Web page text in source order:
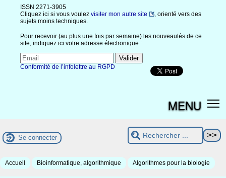
ISSN 2271-3905
Cliquez ici si vous voulez visiter mon autre site
, orienté vers des
sujets moins techniques.
Pour recevoir (au plus une fois par semaine) les nouveautés de ce
site, indiquez ici votre adresse électronique :
Conformité de l’infolettre au RGPD
MENU
Se connecter
Accueil Bioinformatique, algorithmique Algorithmes pour la biologie